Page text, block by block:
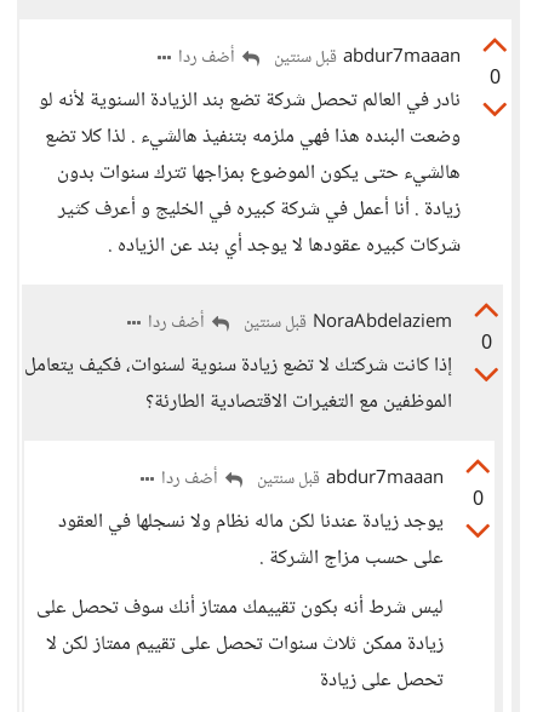
0
abdur7maaan قبل سنتين أضف ردا
نادر في العالم تحصل شركة تضع بند الزيادة السنوية لأنه لو
وضعت البنده هذا فهي ملزمه بتنفيذ هالشيء . لذا كلا تضع
هالشيء حتى يكون الموضوع بمزاجها تترك سنوات بدون
زيادة . أنا أعمل في شركة كبيره في الخليج و أعرف كثير
شركات كبيره عقودها لا يوجد أي بند عن الزياده .
0
NoraAbdelaziem قبل سنتين أضف ردا
إذا كانت شركتك لا تضع زيادة سنوية لسنوات، فكيف يتعامل
الموظفين مع التغيرات الاقتصادية الطارئة؟
0
abdur7maaan قبل سنتين أضف ردا
يوجد زيادة عندنا لكن ماله نظام ولا نسجلها في العقود
على حسب مزاج الشركة .
ليس شرط أنه بكون تقييمك ممتاز أنك سوف تحصل على
زيادة ممكن ثلاث سنوات تحصل على تقييم ممتاز لكن لا
تحصل على زيادة